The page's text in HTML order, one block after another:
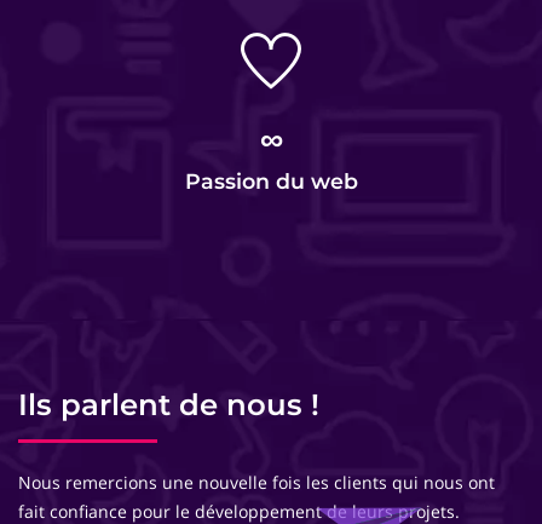
∞
Passion du web
Ils parlent de nous !
Nous remercions une nouvelle fois les clients qui nous ont
fait confiance pour le développement de leurs projets.